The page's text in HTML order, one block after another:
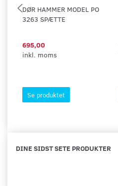
DØR HAMMER MODEL PO
3263 SPÆTTE
695,00
inkl. moms
Se produktet
DINE SIDST SETE PRODUKTER